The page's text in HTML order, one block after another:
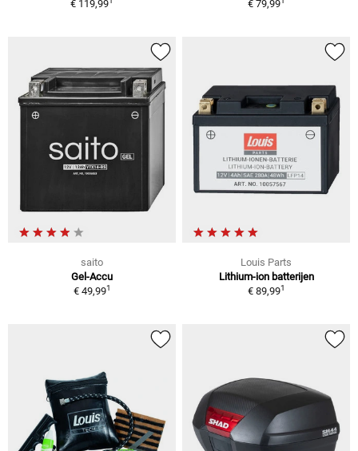
€ 119,99 € 79,99
saito
Gel-Accu
€ 49,991
Louis Parts
Lithium-ion batterijen
€ 89,991